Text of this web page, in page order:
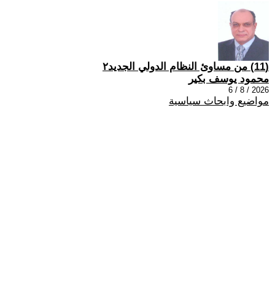
(11) من مساوئ النظام الدولي الجديد٢
محمود يوسف بكير
2026 / 8 / 6
مواضيع وابحاث سياسية